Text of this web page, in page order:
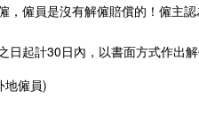
，僱員是沒有解僱賠償的！僱主
日起計30日內，以書面方式作出
地僱員)